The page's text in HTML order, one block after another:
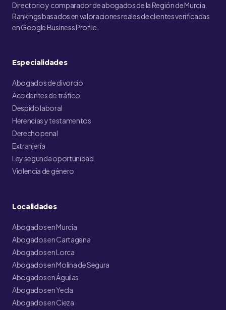
Directorio y comparador de abogados de la Región de Murcia.
Rankings basados en valoraciones reales de clientes verificadas
en Google Business Profile.
Especialidades
Abogados de divorcio
Accidentes de tráfico
Despido laboral
Herencias y testamentos
Derecho penal
Extranjería
Ley segunda oportunidad
Violencia de género
Localidades
Abogados en Murcia
Abogados en Cartagena
Abogados en Lorca
Abogados en Molina de Segura
Abogados en Águilas
Abogados en Yecla
Abogados en Cieza